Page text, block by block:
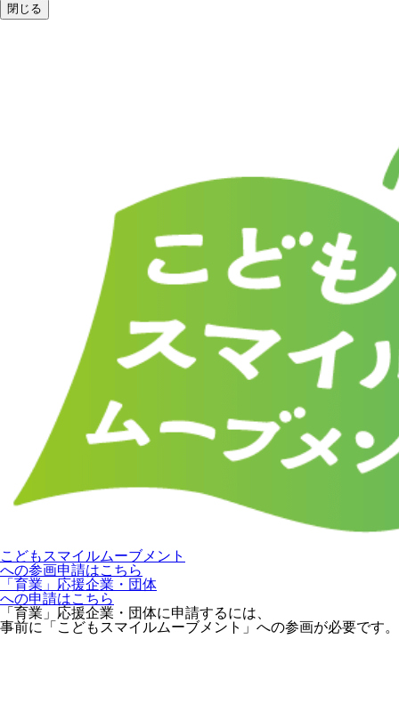
閉じる
こどもスマイルムーブメント
への参画申請はこちら
「育業」応援企業・団体
への申請はこちら
「育業」応援企業・団体に申請するには、
事前に「こどもスマイルムーブメント」への参画が必要です。